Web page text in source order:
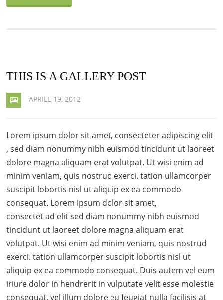
THIS IS A GALLERY POST
APRILE 19, 2012
Lorem ipsum dolor sit amet, consecteter adipiscing elit
, sed diam nonummy nibh euismod tincidunt ut laoreet
dolore magna aliquam erat volutpat. Ut wisi enim ad
minim veniam, quis nostrud exerci. tation ullamcorper
suscipit lobortis nisl ut aliquip ex ea commodo
consequat. Lorem ipsum dolor sit amet,
consectet ad elit sed diam nonummy nibh euismod
tincidunt ut laoreet dolore magna aliquam erat
volutpat. Ut wisi enim ad minim veniam, quis nostrud
exerci. tation ullamcorper suscipit lobortis nisl ut
aliquip ex ea commodo consequat. Duis autem vel eum
iriure dolor in hendrerit in vulputate velit esse molestie
consequat, vel illum dolore eu feugiat nulla facilisis at